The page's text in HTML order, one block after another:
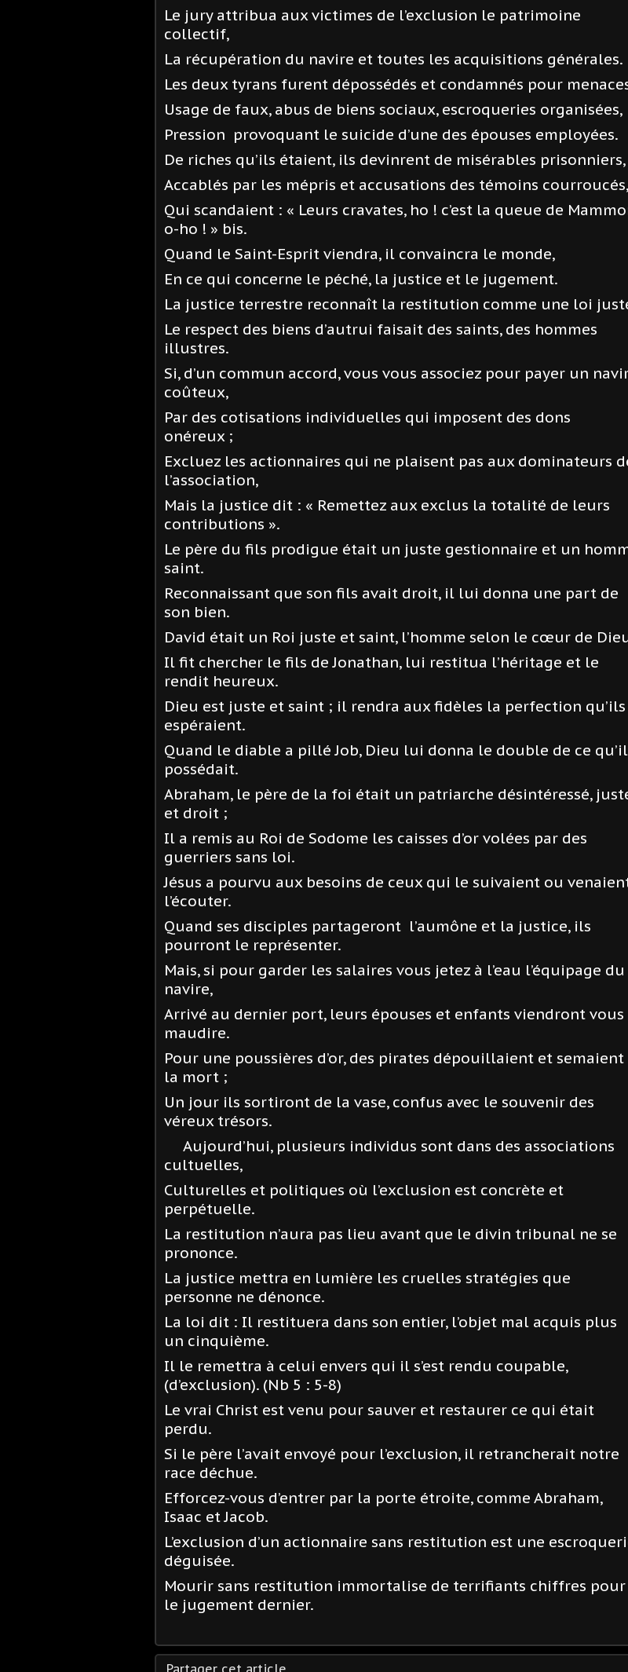
Le jury attribua aux victimes de l’exclusion le patrimoine
collectif,
La récupération du navire et toutes les acquisitions générales.
Les deux tyrans furent dépossédés et condamnés pour
Usage de faux, abus de biens sociaux, escroqueries organisées,
Pression provoquant le suicide d’une des épouses employées.
De riches qu’ils étaient, ils devinrent de misérables prisonniers,
Accablés par les mépris et accusations des témoins courroucés,
Qui scandaient : « Leurs cravates, ho ! c’est la queue de
o-ho ! » bis.
Quand le Saint-Esprit viendra, il convaincra le monde,
En ce qui concerne le péché, la justice et le jugement.
La justice terrestre reconnaît la restitution comme une loi
Le respect des biens d’autrui faisait des saints, des hommes
illustres.
Si, d’un commun accord, vous vous associez pour payer un
coûteux,
Par des cotisations individuelles qui imposent des dons
onéreux ;
Excluez les actionnaires qui ne plaisent pas aux dominateurs
l’association,
Mais la justice dit : « Remettez aux exclus la totalité de leurs
contributions ».
Le père du fils prodigue était un juste gestionnaire et un
saint.
Reconnaissant que son fils avait droit, il lui donna une part de
son bien.
David était un Roi juste et saint, l’homme selon le cœur de
Il fit chercher le fils de Jonathan, lui restitua l’héritage et le
rendit heureux.
Dieu est juste et saint ; il rendra aux fidèles la perfection qu’ils
espéraient.
Quand le diable a pillé Job, Dieu lui donna le double de ce qu’il
possédait.
Abraham, le père de la foi était un patriarche désintéressé,
et droit ;
Il a remis au Roi de Sodome les caisses d’or volées par des
guerriers sans loi.
Jésus a pourvu aux besoins de ceux qui le suivaient ou
l’écouter.
Quand ses disciples partageront l’aumône et la justice, ils
pourront le représenter.
Mais, si pour garder les salaires vous jetez à l’eau l’équipage du
navire,
Arrivé au dernier port, leurs épouses et enfants viendront vous
maudire.
Pour une poussières d’or, des pirates dépouillaient et semaient
la mort ;
Un jour ils sortiront de la vase, confus avec le souvenir des
véreux trésors.
Aujourd’hui, plusieurs individus sont dans des associations
cultuelles,
Culturelles et politiques où l’exclusion est concrète et
perpétuelle.
La restitution n’aura pas lieu avant que le divin tribunal ne se
prononce.
La justice mettra en lumière les cruelles stratégies que
personne ne dénonce.
La loi dit : Il restituera dans son entier, l’objet mal acquis plus
un cinquième.
Il le remettra à celui envers qui il s’est rendu coupable,
(d’exclusion). (Nb 5 : 5-8)
Le vrai Christ est venu pour sauver et restaurer ce qui était
perdu.
Si le père l’avait envoyé pour l’exclusion, il retrancherait notre
race déchue.
Efforcez-vous d’entrer par la porte étroite, comme Abraham,
Isaac et Jacob.
L’exclusion d’un actionnaire sans restitution est une
déguisée.
Mourir sans restitution immortalise de terrifiants chiffres pour
le jugement dernier.
Partager cet article